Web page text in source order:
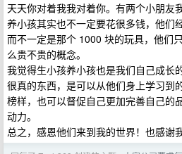
天天你对着我我对着你。有两个小朋友
养小孩其实也不一定要花很多钱，他们
而不一定是那个 1000 块的玩具，他们
么贵不贵的概念。
我觉得生小孩养小孩也是我们自己成长
很真的东西，是可以从他们身上学习到
榜样，也可以督促自己更加完善自己的
动力。
总之，感恩他们来到我的世界！也感谢